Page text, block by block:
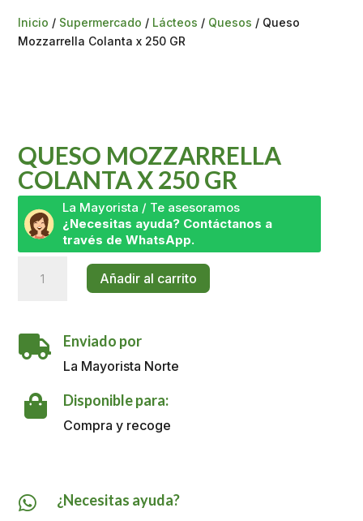
Inicio / Supermercado / Lácteos / Quesos / Queso
Mozzarrella Colanta x 250 GR
QUESO MOZZARRELLA
COLANTA X 250 GR
La Mayorista / Te asesoramos
¿Necesitas ayuda? Contáctanos a
través de WhatsApp.
Mozzarrella
250
GR
Añadir al carrito
 Enviado por
La Mayorista Norte
 Disponible para:
Compra y recoge
 ¿Necesitas ayuda?